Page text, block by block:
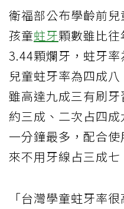
衛福部公布學齡前
孩童蛀牙顆數雖比
3.44顆爛牙，蛀牙
兒童蛀牙率為四成
雖高達九成三有刷
約三成、二次占四
一分鐘最多，配合
來不用牙線占三成七
「台灣學童蛀牙率